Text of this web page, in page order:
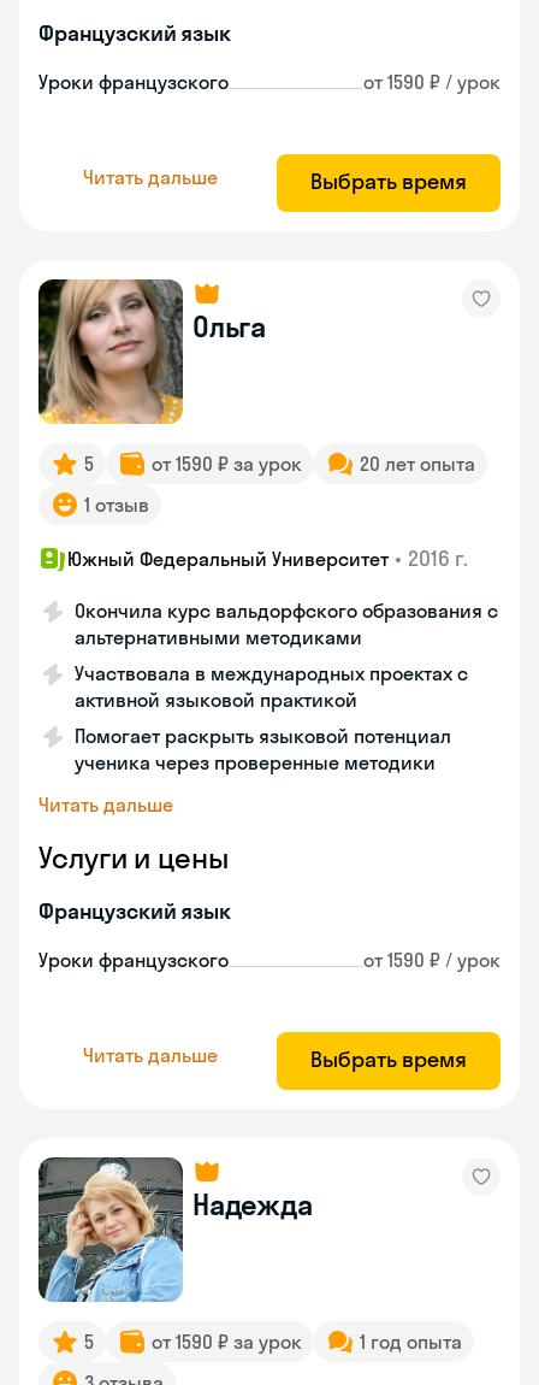
Французский язык
Уроки французского от 1590 ₽ / урок
Читать дальше Выбрать время
Ольга
5 от 1590 ₽ за урок
20 лет опыта
1 отзыв
Южный Федеральный Университет • 2016 г.
Окончила курс вальдорфского образования с
альтернативными методиками
Участвовала в международных проектах с
активной языковой практикой
Помогает раскрыть языковой потенциал
ученика через проверенные методики
Читать дальше
Услуги и цены
Французский язык
Уроки французского от 1590 ₽ / урок
Читать дальше Выбрать время
Надежда
5 от 1590 ₽ за урок
1 год опыта